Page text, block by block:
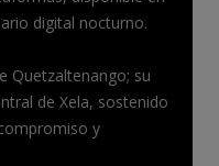
digital nocturno.
Quetzaltenango; su
de Xela, sostenido
y